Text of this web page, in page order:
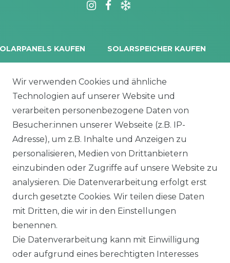
KAUFEN
Solar Module
SOLARSPEICHER KAUFEN
10 kWh Batteriespeicher
Solplanet Batteriespeicher
Growatt Speicher
Trina Solar Speicher
Wechselrichter
Wechselrichter
ZUBEHÖR
Unterkonstruktion
Weiteres Zubehör
Wp Balkonkraftwerk
mit Speicher
NOAH 2000
PV-KOMPLETTSETS
Solaranlagen mit Speicher
Insel Solaranlagen
Wir verwenden Cookies und ähnliche
Technologien auf unserer Website und
verarbeiten personenbezogene Daten von
Besucher:innen unserer Webseite (z.B. IP-
Adresse), um z.B. Inhalte und Anzeigen zu
personalisieren, Medien von Drittanbietern
einzubinden oder Zugriffe auf unsere Website zu
analysieren. Die Datenverarbeitung erfolgt erst
durch gesetzte Cookies. Wir teilen diese Daten
mit Dritten, die wir in den Einstellungen
benennen.
Die Datenverarbeitung kann mit Einwilligung
oder aufgrund eines berechtigten Interesses